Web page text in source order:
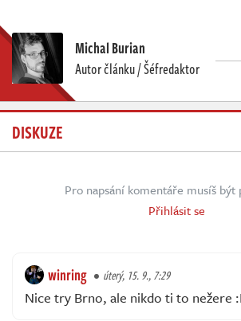
Michal Burian
Autor článku / Šéfredaktor
DISKUZE
Pro napsání komentáře musíš být
Přihlásit se
winring úterý, 15. 9., 7:29
Nice try Brno, ale nikdo ti to nežere